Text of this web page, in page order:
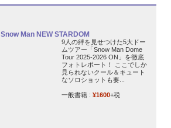
Snow Man NEW STARDOM
9人の絆を見せつけた5大ドー
ムツアー「Snow Man Dome
Tour 2025-2026 ON」を徹底
フォトレポート！ ここでしか
見られないクール＆キュート
なソロショットも要...
一般書籍 : ¥1600+税